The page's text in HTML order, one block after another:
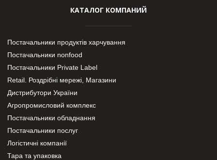
КАТАЛОГ КОМПАНИЙ
Постачальники продуктів харчування
Постачальники nonfood
Постачальники Private Label
Retail. Роздрібні мережі, Магазини
Дистрибутори України
Агропромисловий комплекс
Постачальники обладнання
Постачальники послуг
Логістичні компанії
Тара та упаковка